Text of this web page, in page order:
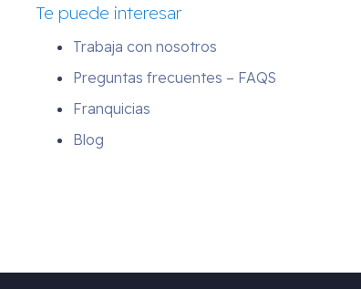
Te puede interesar
Trabaja con nosotros
Preguntas frecuentes – FAQS
Franquicias
Blog